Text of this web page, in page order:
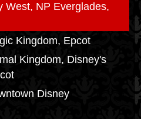
West, NP Everglades,
Kingdom, Epcot
Kingdom, Disney's
Disney